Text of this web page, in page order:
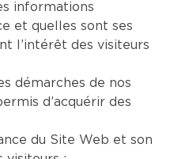
informations
et quelles sont ses
l’intérêt des visiteurs
démarches de nos
d’acquérir des
du Site Web et son